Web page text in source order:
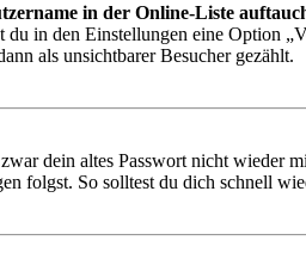
in der Online-Liste
in den Einstellungen eine Option
als unsichtbarer Besucher gezählt.
dein altes Passwort nicht wieder
folgst. So solltest du dich schnell